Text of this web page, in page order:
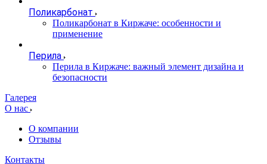
Поликарбонат
Поликарбонат в Киржаче: особенности и
применение
Перила
Перила в Киржаче: важный элемент дизайна и
безопасности
Галерея
О нас
О компании
Отзывы
Контакты